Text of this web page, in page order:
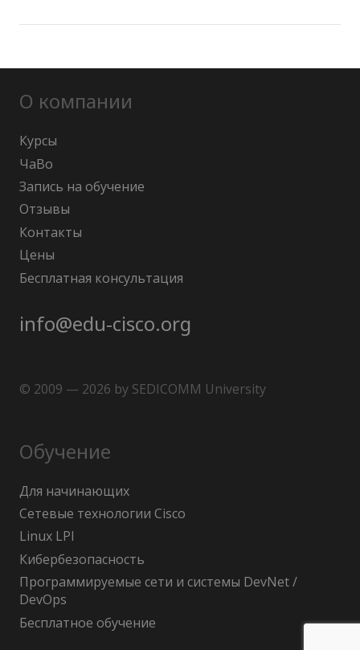
О компании
Курсы
ЧаВо
Запись на обучение
Отзывы
Контакты
Цены
Бесплатная консультация
info@edu-cisco.org
© 2009 — 2026 by SEDICOMM University
Обучение
Для начинающих
Сетевые технологии Cisco
Linux LPI
Кибербезопасность
Программируемые сети и системы DevNet /
DevOps
Бесплатное обучение